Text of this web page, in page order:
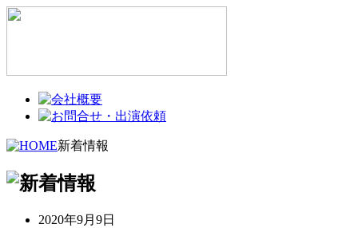
新着情報
2020年9月9日